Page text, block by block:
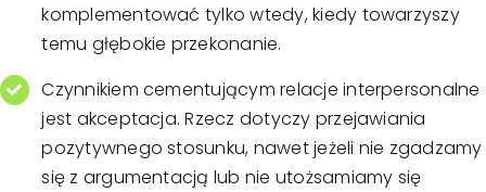
komplementować tylko wtedy, kiedy towarzyszy
temu głębokie przekonanie.
Czynnikiem cementującym relacje interpersonalne
jest akceptacja. Rzecz dotyczy przejawiania
pozytywnego stosunku, nawet jeżeli nie zgadzamy
się z argumentacją lub nie utożsamiamy się